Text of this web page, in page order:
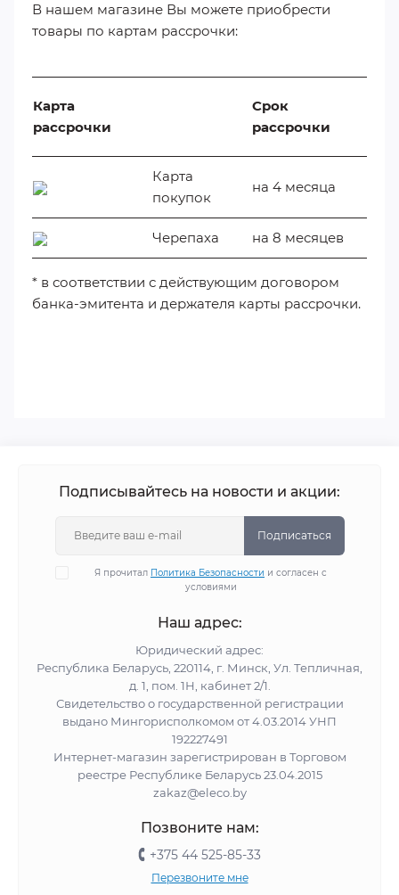
В нашем магазине Вы можете приобрести
товары по картам рассрочки:
Карта
рассрочки
Срок
рассрочки
Карта
покупок
на 4 месяца
Черепаха на 8 месяцев
* в соответствии с действующим договором
банка-эмитента и держателя карты рассрочки.
Подписывайтесь на новости и акции:
Подписаться
Я прочитал Политика Безопасности и согласен с
условиями
Наш адрес:
Юридический адрес:
Республика Беларусь, 220114, г. Минск, Ул. Тепличная,
д. 1, пом. 1Н, кабинет 2/1.
Свидетельство о государственной регистрации
выдано Мингорисполкомом от 4.03.2014 УНП
192227491
Интернет-магазин зарегистрирован в Торговом
реестре Республике Беларусь 23.04.2015
zakaz@eleco.by
Позвоните нам:
+375 44 525-85-33
Перезвоните мне